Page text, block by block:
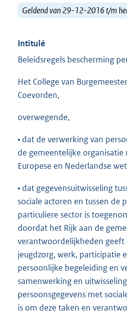
Geldend van 29-12-2016 t/m
Intitulé
Beleidsregels bescherming
Het College van
Coevorden,
overwegende,
• dat de verwerking van
de gemeentelijke
Europese en Nederlandse
• dat gegevensuitwisseling
sociale actoren en tussen de
particuliere sector is
doordat het Rijk aan de
verantwoordelijkheden geeft
jeugdzorg, werk, participatie
persoonlijke begeleiding en
samenwerking en
persoonsgegevens met
is om deze taken en